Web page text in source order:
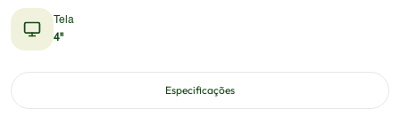
Tela
4"
Especificações